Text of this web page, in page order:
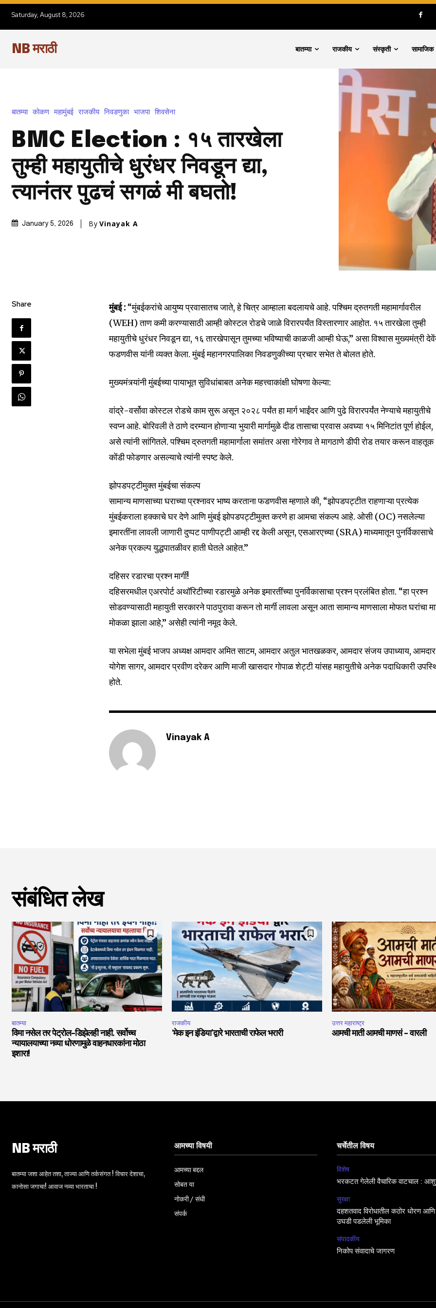
SUBSCRIBERS and be part
of the conversation.
To subscribe, simply enter your email address on our website or click
the subscribe button below. Don't worry, we respect your privacy and
6,300
Fans
32,111
Saturday, August 8, 2026
NB मराठी बातम्या राजकीय संस्कृती सामाजिक
बातम्या कोकण महामुंबई राजकीय निवडणुका भाजपा शिवसेना
BMC Election : १५ तारखेला
तुम्ही महायुतीचे धुरंधर निवडून द्या,
त्यानंतर पुढचं सगळं मी बघतो!
January 5, 2026 By Vinayak A
Share मुंबई : “मुंबईकरांचे आयुष्य प्रवासातच जाते, हे चित्र आम्हाला बदलायचे आहे. पश्चिम द्रुतगती महामार्गावरील
(WEH) ताण कमी करण्यासाठी आम्ही कोस्टल रोडचे जाळे विरारपर्यंत विस्तारणार आहोत. १५ तारखेला तुम्ही
महायुतीचे धुरंधर निवडून द्या, १६ तारखेपासून तुमच्या भविष्याची काळजी आम्ही घेऊ,” असा विश्वास मुख्यमंत्री
फडणवीस यांनी व्यक्त केला. मुंबई महानगरपालिका निवडणुकीच्या प्रचार सभेत ते बोलत होते.
मुख्यमंत्र्यांनी मुंबईच्या पायाभूत सुविधांबाबत अनेक महत्त्वाकांक्षी घोषणा केल्या:
वांद्रे-वर्सोवा कोस्टल रोडचे काम सुरू असून २०२८ पर्यंत हा मार्ग भाईंदर आणि पुढे विरारपर्यंत नेण्याचे महायुतीचे
स्वप्न आहे. बोरिवली ते ठाणे दरम्यान होणाऱ्या भुयारी मार्गामुळे दीड तासाचा प्रवास अवघ्या १५ मिनिटांत पूर्ण होईल,
असे त्यांनी सांगितले. पश्चिम द्रुतगती महामार्गाला समांतर असा गोरेगाव ते मागठाणे डीपी रोड तयार करून वाहतूक
कोंडी फोडणार असल्याचे त्यांनी स्पष्ट केले.
झोपडपट्टीमुक्त मुंबईचा संकल्प
सामान्य माणसाच्या घराच्या प्रश्नावर भाष्य करताना फडणवीस म्हणाले की, “झोपडपट्टीत राहणाऱ्या प्रत्येक
मुंबईकराला हक्काचे घर देणे आणि मुंबई झोपडपट्टीमुक्त करणे हा आमचा संकल्प आहे. ओसी (OC) नसलेल्या
इमारतींना लावली जाणारी दुप्पट पाणीपट्टी आम्ही रद्द केली असून, एसआरएच्या (SRA) माध्यमातून पुनर्विकासाचे
अनेक प्रकल्प युद्धपातळीवर हाती घेतले आहेत.”
दहिसर रडारचा प्रश्न मार्गी!
दहिसरमधील एअरपोर्ट अथॉरिटीच्या रडारमुळे अनेक इमारतींच्या पुनर्विकासाचा प्रश्न प्रलंबित होता. “हा प्रश्न
सोडवण्यासाठी महायुती सरकारने पाठपुरावा करून तो मार्गी लावला असून आता सामान्य माणसाला मोफत घरांचा
मोकळा झाला आहे,” असेही त्यांनी नमूद केले.
या सभेला मुंबई भाजप अध्यक्ष आमदार अमित साटम, आमदार अतुल भातखळकर, आमदार संजय उपाध्याय, आमदार
योगेश सागर, आमदार प्रवीण दरेकर आणि माजी खासदार गोपाळ शेट्टी यांसह महायुतीचे अनेक पदाधिकारी
होते.
Vinayak A
संबंधित लेख
बातम्या
विमा नसेल तर पेट्रोल-डिझेलही नाही. सर्वोच्च
न्यायालयाच्या नव्या धोरणामुळे वाहनधारकांना मोठा
इशारा!
राजकीय
‘मेक इन इंडिया’द्वारे भारताची राफेल भरारी
उत्तर महाराष्ट्र
आमची माती आमची माणसं – वारली
NB मराठी
बातम्या जशा आहेत तशा, ताज्या आणि तर्कसंगत ! विचार देशाचा,
कानोसा जगाचा! आवाज नव्या भारताचा !
आमच्या विषयी
आमच्या बद्दल
सोबत या
नोकरी / संधी
संपर्क
चर्चेतील विषय
विशेष
भरकटत गेलेली वैचारिक वाटचाल :
सुरक्षा
दहशतवाद विरोधातील कठोर धोरण आणि
उघडी पडलेली भूमिका
संपादकीय
निकोप संवादाचे जागरण